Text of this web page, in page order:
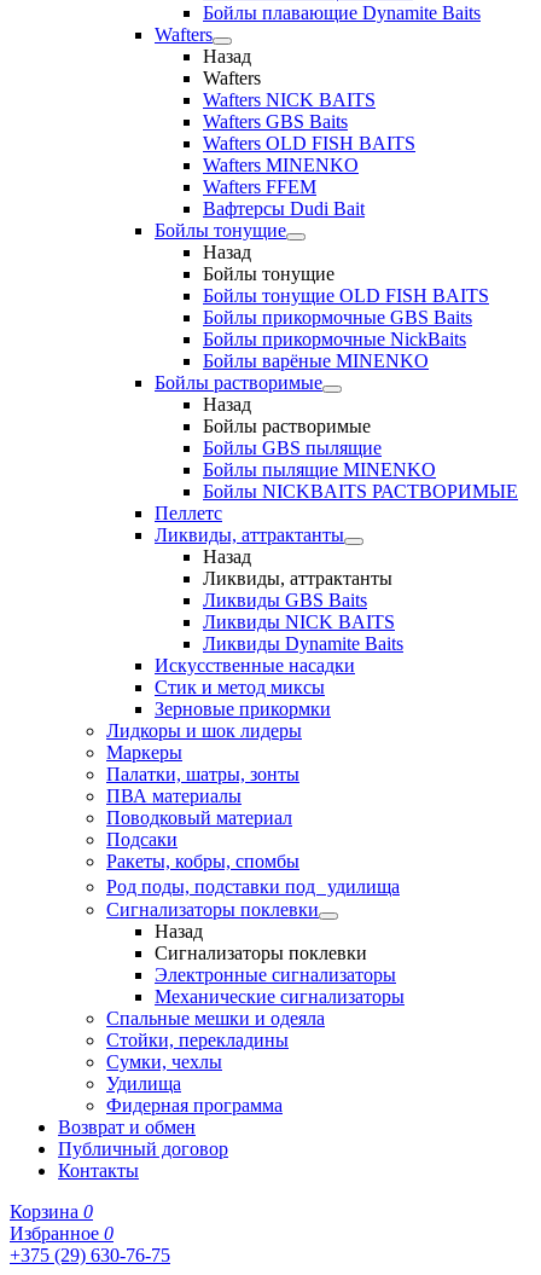
Бойлы плавающие Dynamite Baits
Wafters
Назад
Wafters
Wafters NICK BAITS
Wafters GBS Baits
Wafters OLD FISH BAITS
Wafters MINENKO
Wafters FFEM
Вафтерсы Dudi Bait
Бойлы тонущие
Назад
Бойлы тонущие
Бойлы тонущие OLD FISH BAITS
Бойлы прикормочные GBS Baits
Бойлы прикормочные NickBaits
Бойлы варёные MINENKO
Бойлы растворимые
Назад
Бойлы растворимые
Бойлы GBS пылящие
Бойлы пылящие MINENKO
Бойлы NICKBAITS РАСТВОРИМЫЕ
Пеллетс
Ликвиды, аттрактанты
Назад
Ликвиды, аттрактанты
Ликвиды GBS Baits
Ликвиды NICK BAITS
Ликвиды Dynamite Baits
Искусственные насадки
Стик и метод миксы
Зерновые прикормки
Лидкоры и шок лидеры
Маркеры
Палатки, шатры, зонты
ПВА материалы
Поводковый материал
Подсаки
Ракеты, кобры, спомбы
Род поды, подставки под удилища
Сигнализаторы поклевки
Назад
Сигнализаторы поклевки
Электронные сигнализаторы
Механические сигнализаторы
Спальные мешки и одеяла
Стойки, перекладины
Сумки, чехлы
Удилища
Фидерная программа
Возврат и обмен
Публичный договор
Контакты
Корзина 0
Избранное 0
+375 (29) 630-76-75